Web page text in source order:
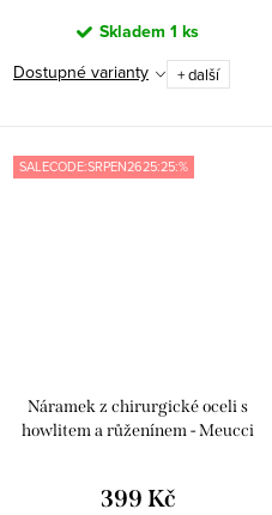
Skladem 1 ks
Dostupné varianty + další
SALECODE:SRPEN2625:25:%
Náramek z chirurgické oceli s
howlitem a růženínem - Meucci
399 Kč